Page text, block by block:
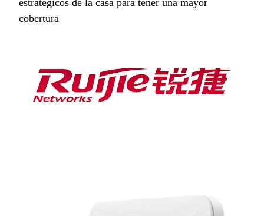
estrategicos de la casa para tener una mayor
cobertura